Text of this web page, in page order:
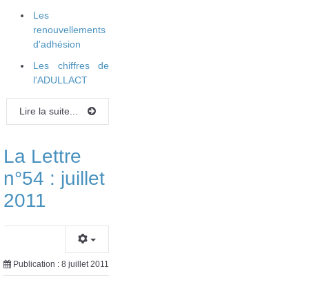
Les
renouvellements
d'adhésion
Les chiffres de
l'ADULLACT
Lire la suite...
La Lettre
n°54 : juillet
2011
Publication : 8 juillet 2011